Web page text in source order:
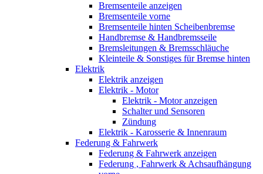
Bremsenteile anzeigen
Bremsenteile vorne
Bremsenteile hinten Scheibenbremse
Handbremse & Handbremsseile
Bremsleitungen & Bremsschläuche
Kleinteile & Sonstiges für Bremse hinten
Elektrik
Elektrik anzeigen
Elektrik - Motor
Elektrik - Motor anzeigen
Schalter und Sensoren
Zündung
Elektrik - Karosserie & Innenraum
Federung & Fahrwerk
Federung & Fahrwerk anzeigen
Federung , Fahrwerk & Achsaufhängung